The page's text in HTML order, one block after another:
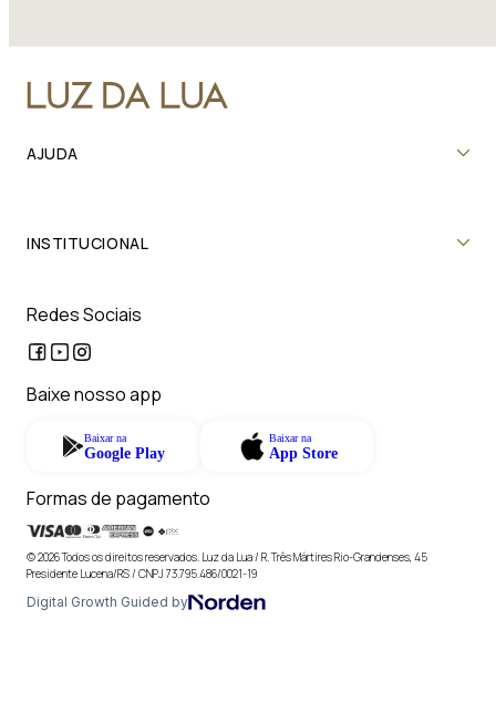
AJUDA
INSTITUCIONAL
Redes Sociais
Baixe nosso app
Baixar na
Google Play
Baixar na
App Store
Formas de pagamento
© 2026 Todos os direitos reservados. Luz da Lua / R. Três Mártires Rio-Grandenses, 45
Presidente Lucena/RS / CNPJ 73.795.486/0021-19
Digital Growth Guided by